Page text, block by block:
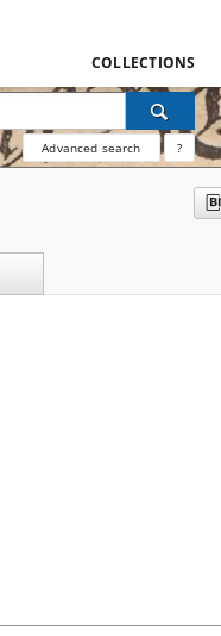
COLLECTIONS
Advanced search ?